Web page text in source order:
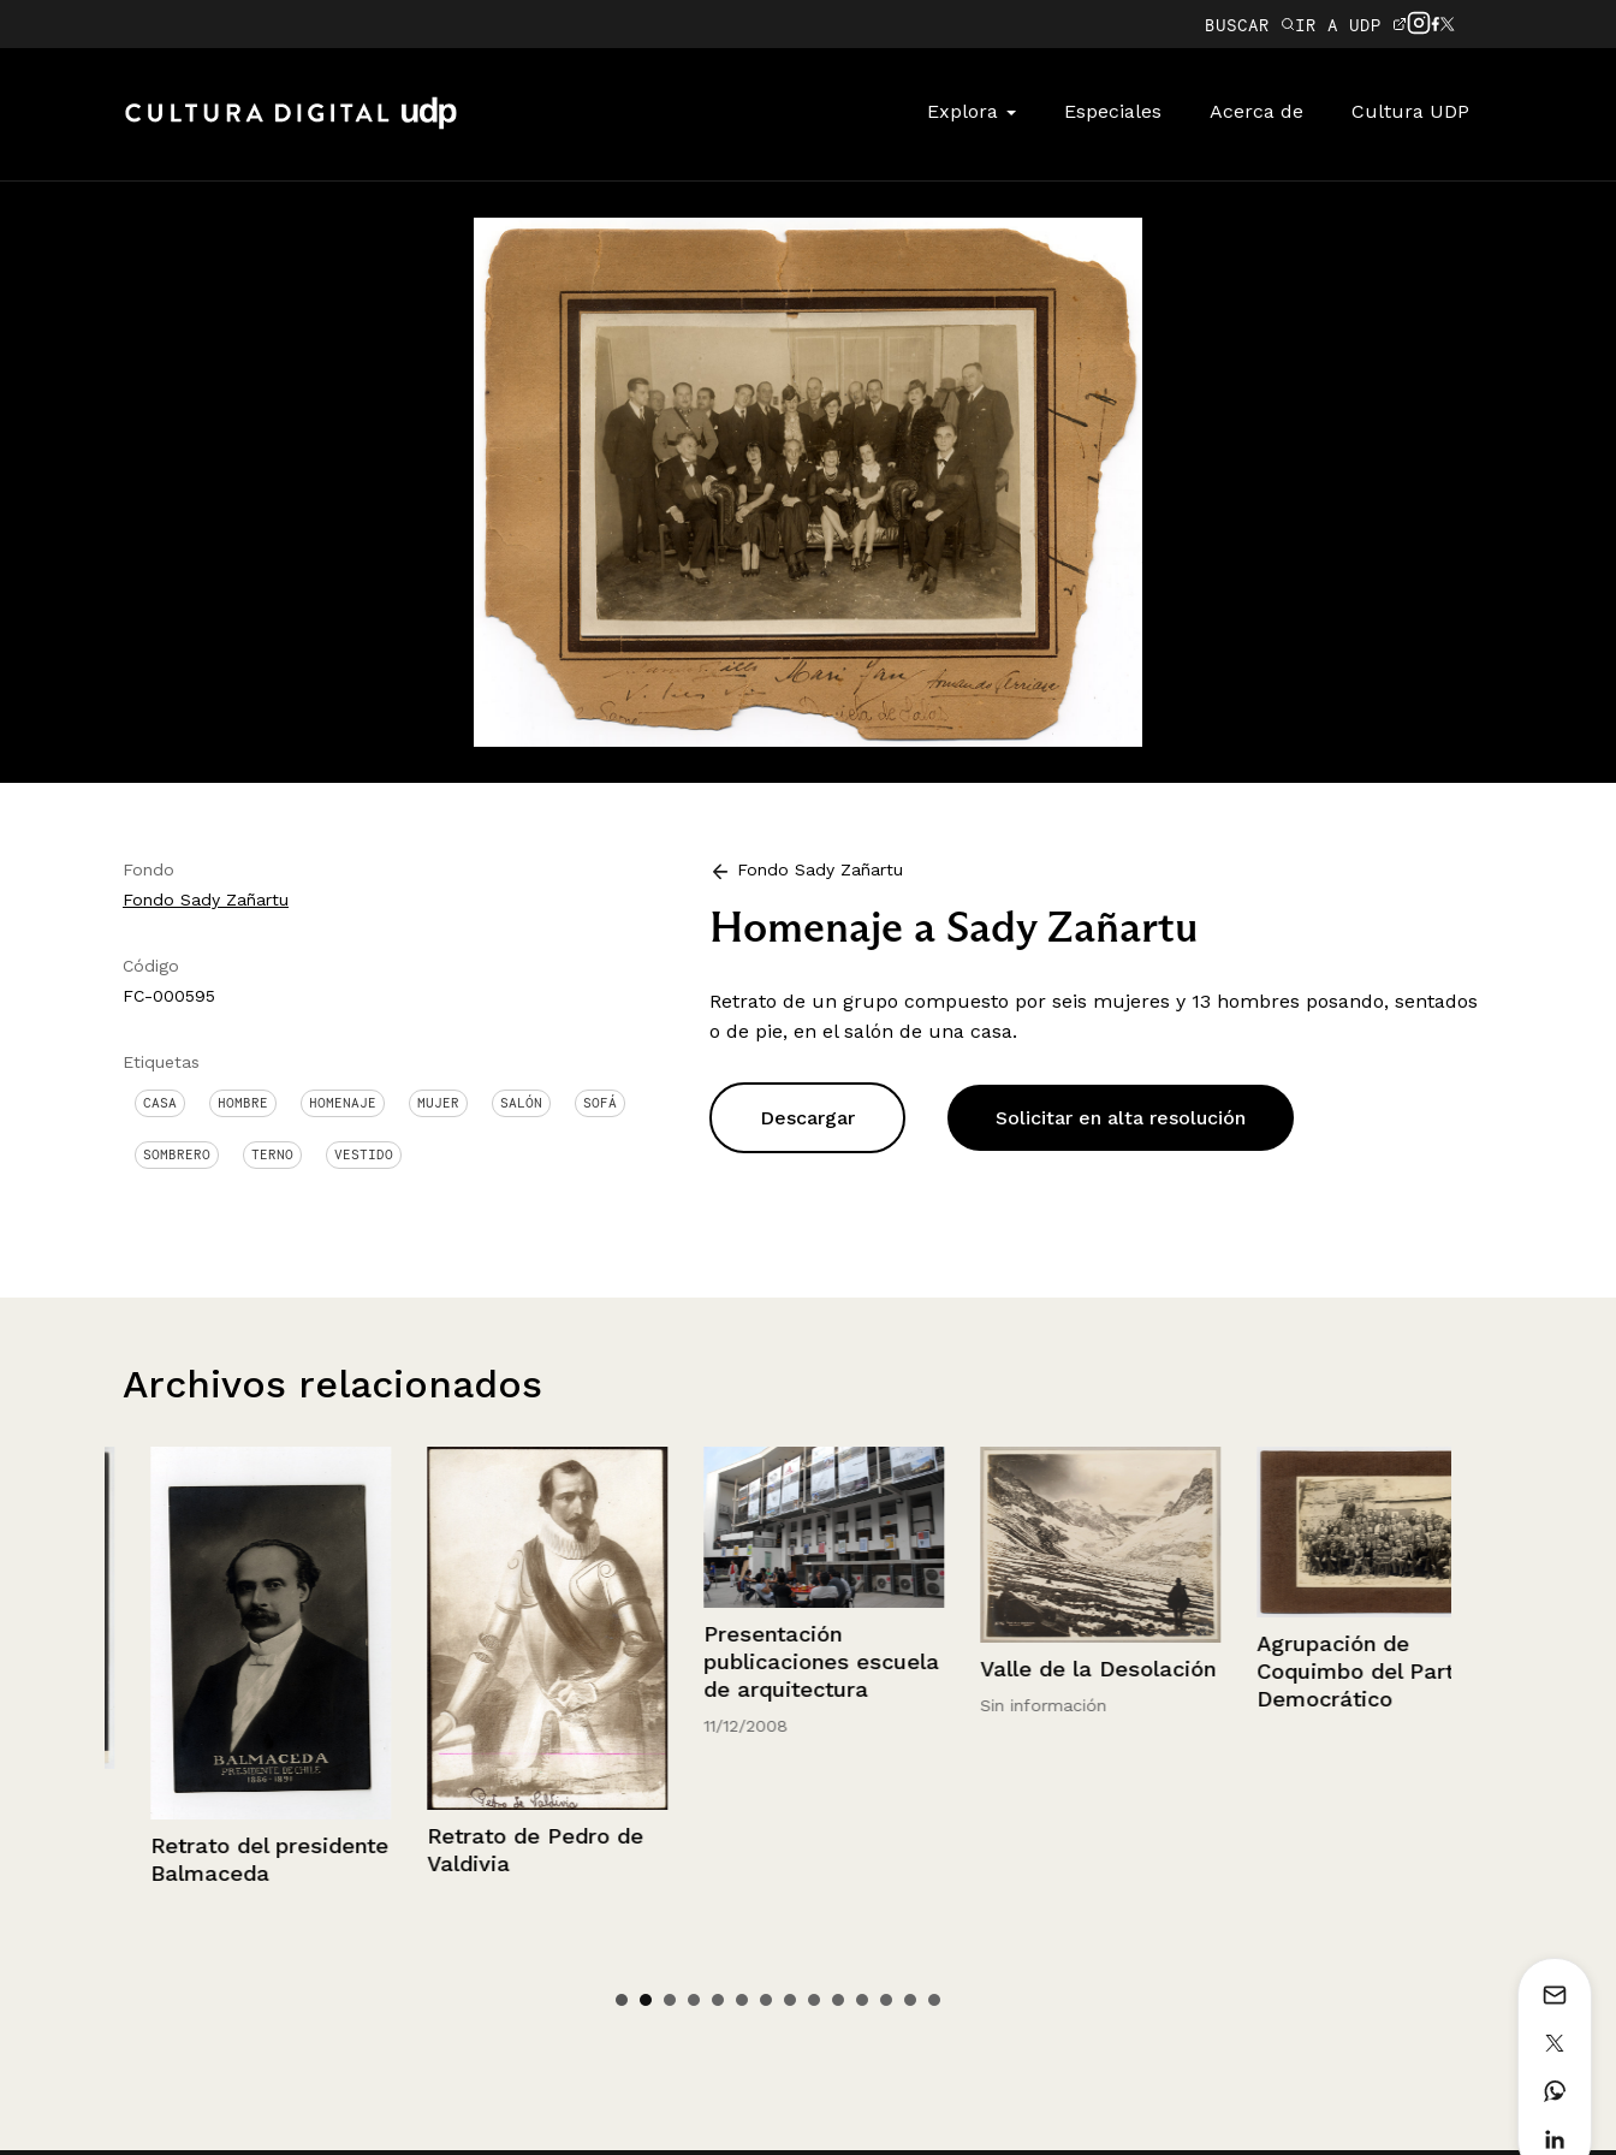
BUSCAR IR A UDP
Explora Especiales Acerca de Cultura UDP
Fondo
Fondo Sady Zañartu
Código
FC-000595
Etiquetas
CASA HOMBRE HOMENAJE MUJER SALÓN SOFÁ
SOMBRERO TERNO VESTIDO
Fondo Sady Zañartu
Homenaje a Sady Zañartu
Retrato de un grupo compuesto por seis mujeres y 13 hombres posando, sentados
o de pie, en el salón de una casa.
Descargar Solicitar en alta resolución
Archivos relacionados
Retrato del presidente
Balmaceda
Retrato de Pedro de
Valdivia
Presentación
publicaciones escuela
de arquitectura
11/12/2008
Valle de la Desolación
Sin información
Agrupación de
Coquimbo del Partido
Democrático